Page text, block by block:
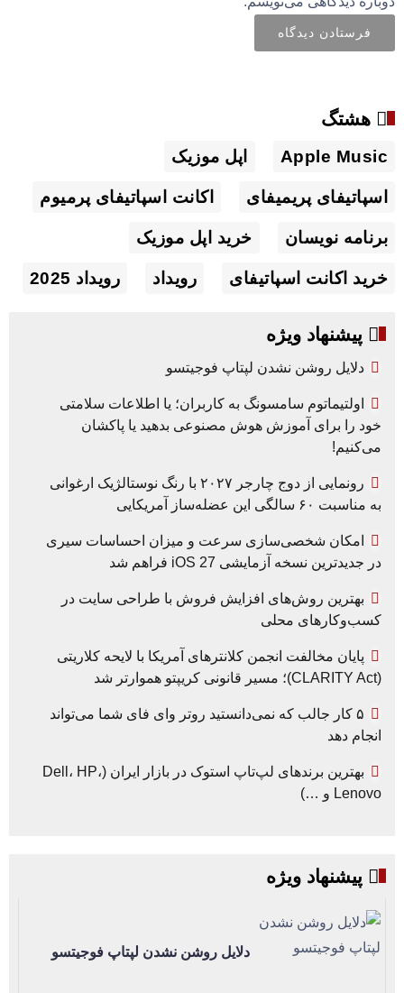
هشتگ
Apple Music اپل موزیک
اسپاتیفای پریمیفای اکانت اسپاتیفای پرمیوم
برنامه نویسان خرید اپل موزیک
خرید اکانت اسپاتیفای رویداد رویداد 2025
پیشنهاد ویژه
دلایل روشن نشدن لپتاپ فوجیتسو
اولتیماتوم سامسونگ به کاربران؛ یا اطلاعات سلامتی
خود را برای آموزش هوش مصنوعی بدهید یا پاکشان
می‌کنیم!
رونمایی از دوج چارجر ۲۰۲۷ با رنگ نوستالژیک ارغوانی
به مناسبت ۶۰ سالگی این عضله‌ساز آمریکایی
امکان شخصی‌سازی سرعت و میزان احساسات سیری
در جدیدترین نسخه آزمایشی iOS 27 فراهم شد
بهترین روش‌های افزایش فروش با طراحی سایت در
کسب‌وکارهای محلی
پایان مخالفت انجمن کلانترهای آمریکا با لایحه کلاریتی
(CLARITY Act)؛ مسیر قانونی کریپتو هموارتر شد
۵ کار جالب که نمی‌دانستید روتر وای فای شما می‌تواند
انجام دهد
بهترین برندهای لپ‌تاپ استوک در بازار ایران (Dell، HP،
Lenovo و …)
پیشنهاد ویژه
دلایل روشن نشدن لپتاپ فوجیتسو